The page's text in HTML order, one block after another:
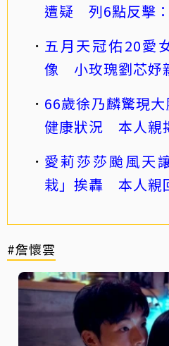
遭疑 列6點反擊
五月天冠佑20愛
像 小玫瑰劉芯妤
66歲徐乃麟驚現
健康狀況 本人親
愛莉莎莎颱風天
栽」挨轟 本人親
#詹懷雲